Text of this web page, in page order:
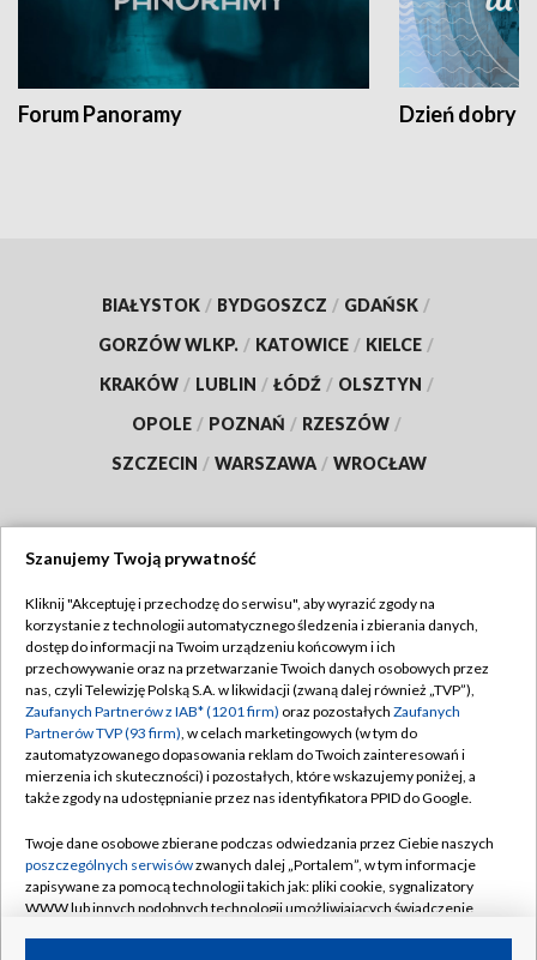
Forum Panoramy Dzień dobry
BIAŁYSTOK / BYDGOSZCZ / GDAŃSK /
GORZÓW WLKP. / KATOWICE / KIELCE /
KRAKÓW / LUBLIN / ŁÓDŹ / OLSZTYN /
OPOLE / POZNAŃ / RZESZÓW /
SZCZECIN / WARSZAWA / WROCŁAW
TVP
Abonament TVP
Emisja w TVP
Centrum informacji TVP
Naziemna Telewizja Cyfrowa
Rada Programowa
System NOS
Informacje o nadawcy
Regulamin TVP
Polityka prywatności
Moje zgody
Pomoc
Kontakt
Kanały
Szanujemy Twoją prywatność
Kliknij "Akceptuję i przechodzę do serwisu", aby wyrazić zgody na
korzystanie z technologii automatycznego śledzenia i zbierania danych,
dostęp do informacji na Twoim urządzeniu końcowym i ich
przechowywanie oraz na przetwarzanie Twoich danych osobowych przez
nas, czyli Telewizję Polską S.A. w likwidacji (zwaną dalej również „TVP”),
Zaufanych Partnerów z IAB* (1201 firm) oraz pozostałych Zaufanych
Partnerów TVP (93 firm), w celach marketingowych (w tym do
zautomatyzowanego dopasowania reklam do Twoich zainteresowań i
mierzenia ich skuteczności) i pozostałych, które wskazujemy poniżej, a
także zgody na udostępnianie przez nas identyfikatora PPID do Google.
Twoje dane osobowe zbierane podczas odwiedzania przez Ciebie naszych
poszczególnych serwisówzwanych dalej „Portalem”, w tym informacje
zapisywane za pomocą technologii takich jak: pliki cookie, sygnalizatory
WWW lub innych podobnych technologii umożliwiających świadczenie